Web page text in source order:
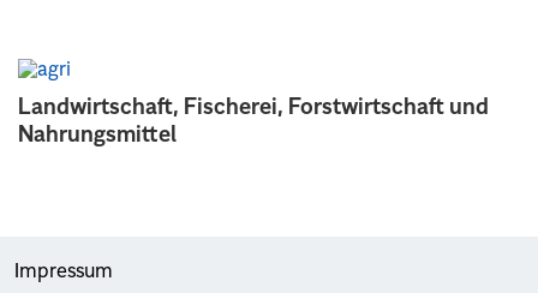
Landwirtschaft, Fischerei, Forstwirtschaft und
Nahrungsmittel
Impressum